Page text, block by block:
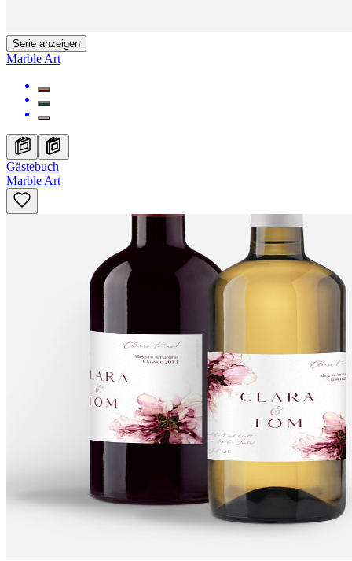
Serie anzeigen
Marble Art
Gästebuch
Marble Art